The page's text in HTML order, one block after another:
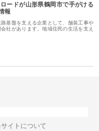
ードが山形県鶴岡市で手がける
報
基盤を支える企業として、舗装工事や
社があります。地域住民の生活を支え
サイトについて